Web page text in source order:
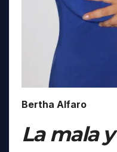
Bertha Alfaro
La mala